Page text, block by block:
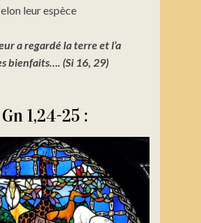
leur espèce
a regardé la terre et l’a
bienfaits…. (Si 16, 29)
Gn 1,24-25 :